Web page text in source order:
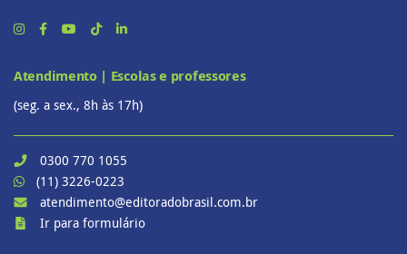
Atendimento | Escolas e professores
(seg. a sex., 8h às 17h)
0300 770 1055
(11) 3226-0223
atendimento@editoradobrasil.com.br
Ir para formulário